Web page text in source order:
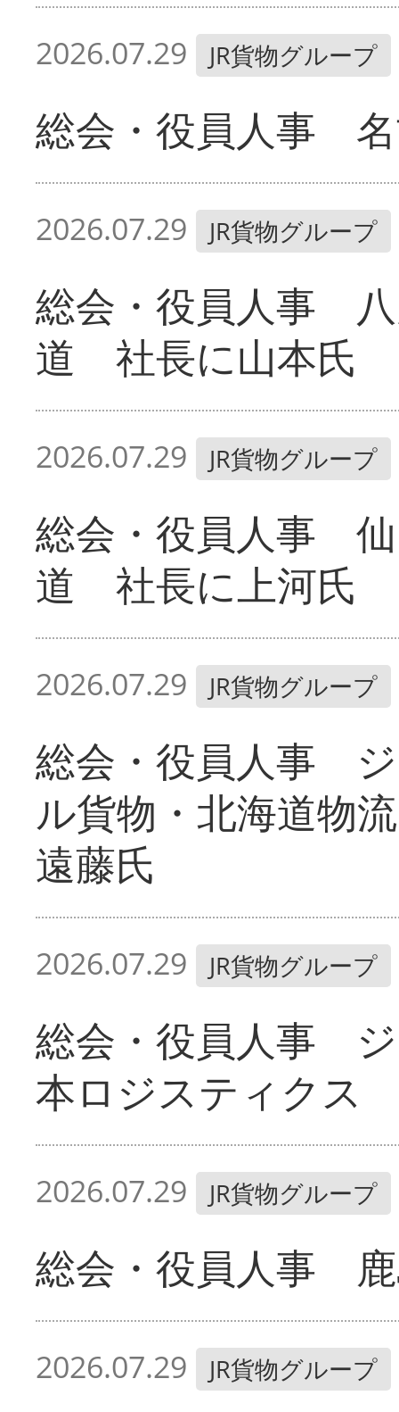
2026.07.29 JR貨物グループ
総会・役員人事
2026.07.29 JR貨物グループ
総会・役員人事
道 社長に山本氏
2026.07.29 JR貨物グループ
総会・役員人事
道 社長に上河氏
2026.07.29 JR貨物グループ
総会・役員人事
ル貨物・北海道物
遠藤氏
2026.07.29 JR貨物グループ
総会・役員人事
本ロジスティクス
2026.07.29 JR貨物グループ
総会・役員人事
2026.07.29 JR貨物グループ